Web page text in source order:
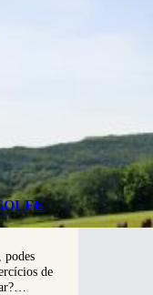
podes
de